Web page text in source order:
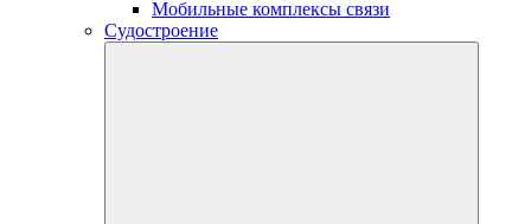
Мобильные комплексы связи
Судостроение